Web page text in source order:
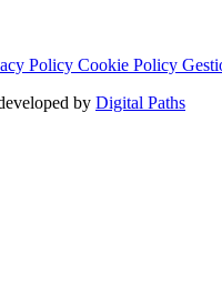
Policy Cookie Policy
by Digital Paths